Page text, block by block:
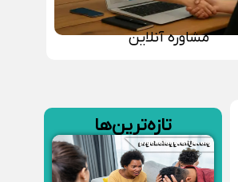
مشاوره آنلاین
تازه‌ترین‌ها